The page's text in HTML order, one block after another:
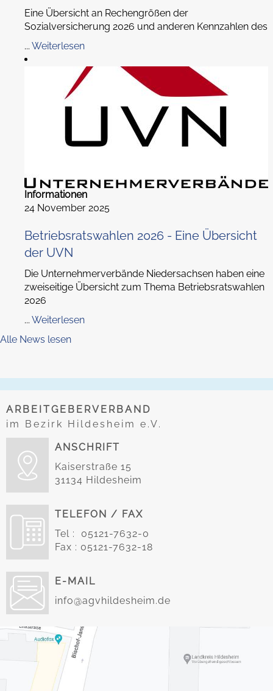
Eine Übersicht an Rechengrößen der
Sozialversicherung 2026 und anderen Kennzahlen des
... Weiterlesen
Informationen
24 November 2025
Betriebsratswahlen 2026 - Eine Übersicht
der UVN
Die Unternehmerverbände Niedersachsen haben eine
zweiseitige Übersicht zum Thema Betriebsratswahlen
2026
... Weiterlesen
Alle News lesen
ARBEITGEBERVERBAND
im Bezirk Hildesheim e.V.
ANSCHRIFT
Kaiserstraße 15
31134 Hildesheim
TELEFON / FAX
Tel : 05121-7632-0
Fax : 05121-7632-18
E-MAIL
info@agvhildesheim.de